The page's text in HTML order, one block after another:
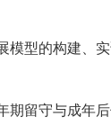
模型的构建、
期留守与成年